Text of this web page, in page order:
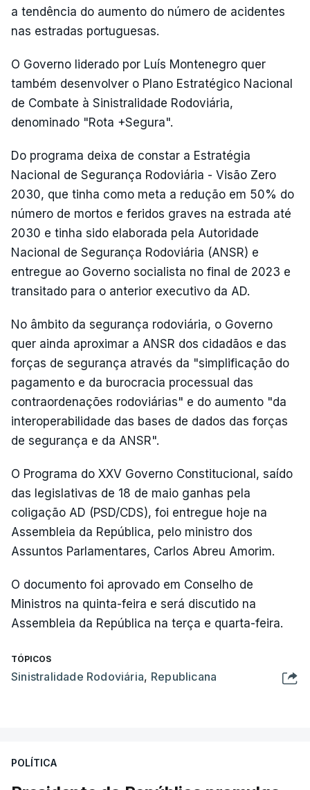
a tendência do aumento do número de acidentes
nas estradas portuguesas.
O Governo liderado por Luís Montenegro quer
também desenvolver o Plano Estratégico Nacional
de Combate à Sinistralidade Rodoviária,
denominado "Rota +Segura".
Do programa deixa de constar a Estratégia
Nacional de Segurança Rodoviária - Visão Zero
2030, que tinha como meta a redução em 50% do
número de mortos e feridos graves na estrada até
2030 e tinha sido elaborada pela Autoridade
Nacional de Segurança Rodoviária (ANSR) e
entregue ao Governo socialista no final de 2023 e
transitado para o anterior executivo da AD.
No âmbito da segurança rodoviária, o Governo
quer ainda aproximar a ANSR dos cidadãos e das
forças de segurança através da "simplificação do
pagamento e da burocracia processual das
contraordenações rodoviárias" e do aumento "da
interoperabilidade das bases de dados das forças
de segurança e da ANSR".
O Programa do XXV Governo Constitucional, saído
das legislativas de 18 de maio ganhas pela
coligação AD (PSD/CDS), foi entregue hoje na
Assembleia da República, pelo ministro dos
Assuntos Parlamentares, Carlos Abreu Amorim.
O documento foi aprovado em Conselho de
Ministros na quinta-feira e será discutido na
Assembleia da República na terça e quarta-feira.
TÓPICOS
Sinistralidade Rodoviária, Republicana
POLÍTICA